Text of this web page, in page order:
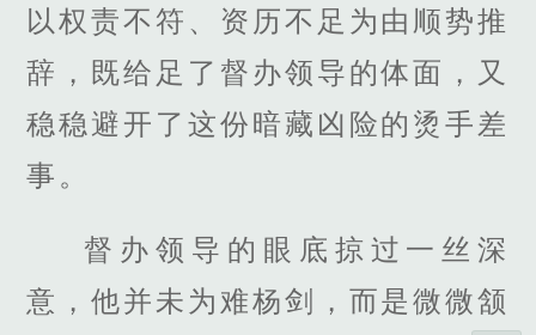
以权责不符、资历不足为由顺势推
辞，既给足了督办领导的体面，又
稳稳避开了这份暗藏凶险的烫手差
事。
督办领导的眼底掠过一丝深
意，他并未为难杨剑，而是微微颔